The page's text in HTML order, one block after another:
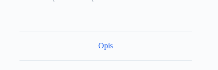
Opis